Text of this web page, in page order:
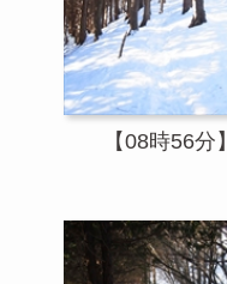
【08時56分】